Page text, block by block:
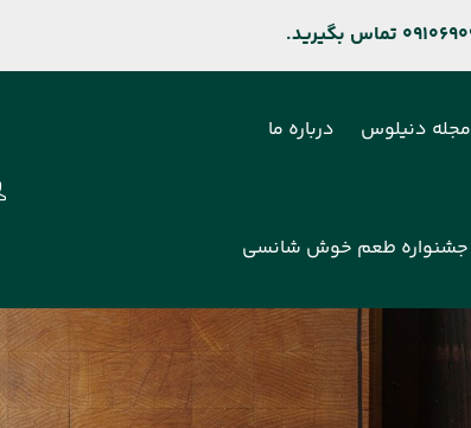
مجله دنیلوس درباره ما
جشنواره طعم خوش شانسی